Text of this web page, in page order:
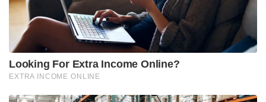
Looking For Extra Income Online?
EXTRA INCOME ONLINE